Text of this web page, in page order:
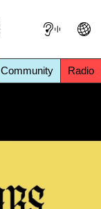
Community Radio